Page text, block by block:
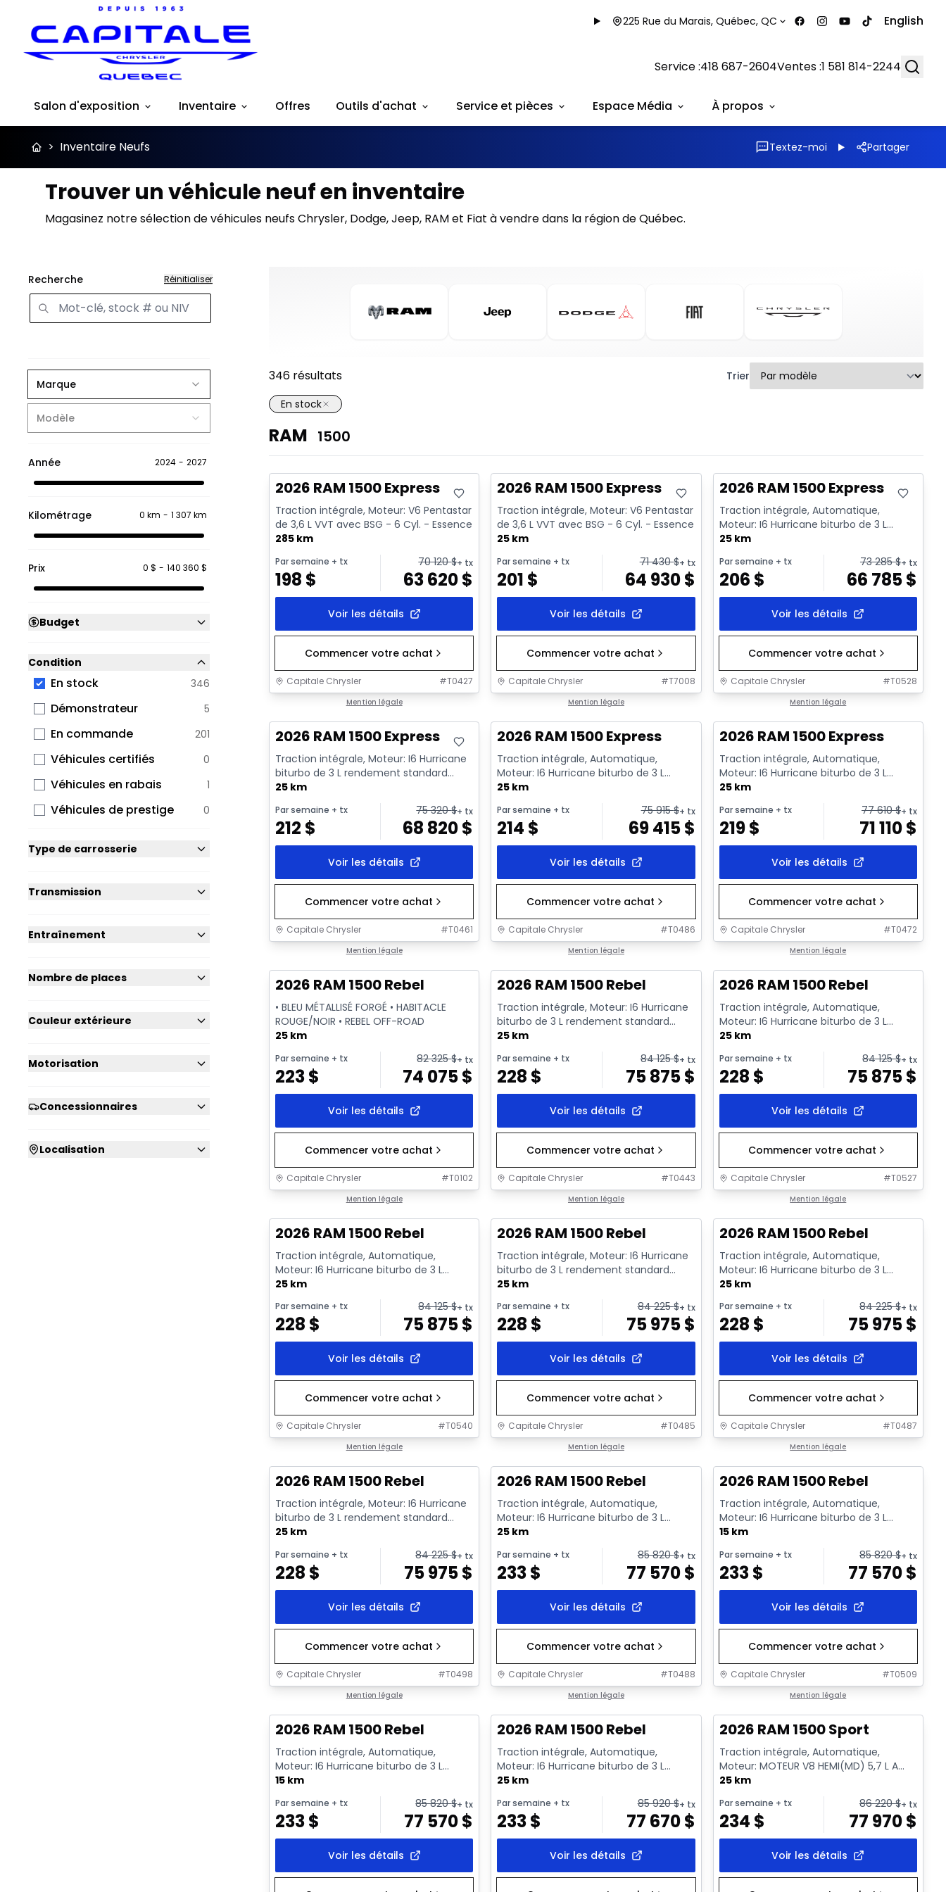
225 Rue du Marais, Québec, QC English
Service :418 687-2604Ventes :1 581 814-2244
Salon d'exposition Inventaire Offres Outils d'achat Service et pièces Espace Média À propos
> Inventaire Neufs Textez-moi Partager
Trouver un véhicule neuf en inventaire
Magasinez notre sélection de véhicules neufs Chrysler, Dodge, Jeep, RAM et Fiat à vendre dans la région de Québec.
Recherche Réinitialiser
Marque
Modèle
Année 2024 - 2027
Kilométrage 0 km - 1 307 km
Prix 0 $ - 140 360 $
Budget
Condition
En stock 346
Démonstrateur 5
En commande 201
Véhicules certifiés 0
Véhicules en rabais 1
Véhicules de prestige 0
Type de carrosserie
Transmission
Entraînement
Nombre de places
Couleur extérieure
Motorisation
Concessionnaires
Localisation
346 résultats
Trier
En stock
RAM 1500
En stock
2026 RAM 1500 Express
Traction intégrale, Moteur: V6 Pentastar
de 3,6 L VVT avec BSG - 6 Cyl. - Essence
285 km
Par semaine + tx
198 $
70 120$+ tx
63 620$
Voir les détails
Commencer votre achat
Capitale Chrysler #T0427
Mention légale
En stock
2026 RAM 1500 Express
Traction intégrale, Moteur: V6 Pentastar
de 3,6 L VVT avec BSG - 6 Cyl. - Essence
25 km
Par semaine + tx
201 $
71 430$+ tx
64 930$
Voir les détails
Commencer votre achat
Capitale Chrysler #T7008
Mention légale
En stock
2026 RAM 1500 Express
Traction intégrale, Automatique,
Moteur: I6 Hurricane biturbo de 3 L
rendement standard avec arrêt a...
25 km
Par semaine + tx
206 $
73 285$+ tx
66 785$
Voir les détails
Commencer votre achat
Capitale Chrysler #T0528
Mention légale
2026 RAM 1500 Express
Traction intégrale, Moteur: I6 Hurricane
biturbo de 3 L rendement standard
avec arrêt au ralenti - 6...
25 km
Par semaine + tx
212 $
75 320$+ tx
68 820$
Voir les détails
Commencer votre achat
Capitale Chrysler #T0461
Mention légale
2026 RAM 1500 Express
Traction intégrale, Automatique,
Moteur: I6 Hurricane biturbo de 3 L
rendement standard avec arrêt a...
25 km
Par semaine + tx
214 $
75 915$+ tx
69 415$
Voir les détails
Commencer votre achat
Capitale Chrysler #T0486
Mention légale
2026 RAM 1500 Express
Traction intégrale, Automatique,
Moteur: I6 Hurricane biturbo de 3 L
rendement standard avec arrêt a...
25 km
Par semaine + tx
219$
77 610$+ tx
71 110$
Voir les détails
Commencer votre achat
Capitale Chrysler #T0472
Mention légale
2026 RAM 1500 Rebel
• BLEU MÉTALLISÉ FORGÉ • HABITACLE
ROUGE/NOIR • REBEL OFF-ROAD
25 km
Par semaine + tx
223$
82 325$+ tx
74 075$
Voir les détails
Commencer votre achat
Capitale Chrysler #T0102
Mention légale
2026 RAM 1500 Rebel
Traction intégrale, Moteur: I6 Hurricane
biturbo de 3 L rendement standard
avec arrêt au ralenti - 6...
25 km
Par semaine + tx
228 $
84 125$+ tx
75 875$
Voir les détails
Commencer votre achat
Capitale Chrysler #T0443
Mention légale
2026 RAM 1500 Rebel
Traction intégrale, Automatique,
Moteur: I6 Hurricane biturbo de 3 L
rendement standard avec arrêt a...
25 km
Par semaine + tx
228 $
84 125$+ tx
75 875$
Voir les détails
Commencer votre achat
Capitale Chrysler #T0527
Mention légale
2026 RAM 1500 Rebel
Traction intégrale, Automatique,
Moteur: I6 Hurricane biturbo de 3 L
rendement standard avec arrêt a...
25 km
Par semaine + tx
228 $
84 125$+ tx
75 875$
Voir les détails
Commencer votre achat
Capitale Chrysler #T0540
Mention légale
2026 RAM 1500 Rebel
Traction intégrale, Moteur: I6 Hurricane
biturbo de 3 L rendement standard
avec arrêt au ralenti - 6...
25 km
Par semaine + tx
228 $
84 225$+ tx
75 975$
Voir les détails
Commencer votre achat
Capitale Chrysler #T0485
Mention légale
2026 RAM 1500 Rebel
Traction intégrale, Automatique,
Moteur: I6 Hurricane biturbo de 3 L
rendement standard avec arrêt a...
25 km
Par semaine + tx
228 $
84 225$+ tx
75 975$
Voir les détails
Commencer votre achat
Capitale Chrysler #T0487
Mention légale
2026 RAM 1500 Rebel
Traction intégrale, Moteur: I6 Hurricane
biturbo de 3 L rendement standard
avec arrêt au ralenti - 6...
25 km
Par semaine + tx
228 $
84 225$+ tx
75 975$
Voir les détails
Commencer votre achat
Capitale Chrysler #T0498
Mention légale
2026 RAM 1500 Rebel
Traction intégrale, Automatique,
Moteur: I6 Hurricane biturbo de 3 L
rendement standard avec arrêt a...
25 km
Par semaine + tx
233$
85 820$+ tx
77 570$
Voir les détails
Commencer votre achat
Capitale Chrysler #T0488
Mention légale
2026 RAM 1500 Rebel
Traction intégrale, Automatique,
Moteur: I6 Hurricane biturbo de 3 L
rendement standard avec arrêt a...
15 km
Par semaine + tx
233$
85 820$+ tx
77 570$
Voir les détails
Commencer votre achat
Capitale Chrysler #T0509
Mention légale
2026 RAM 1500 Rebel
Traction intégrale, Automatique,
Moteur: I6 Hurricane biturbo de 3 L
rendement standard avec arrêt a...
15 km
Par semaine + tx
233$
85 820$+ tx
77 570$
Voir les détails
2026 RAM 1500 Rebel
Traction intégrale, Automatique,
Moteur: I6 Hurricane biturbo de 3 L
rendement standard avec arrêt a...
25 km
Par semaine + tx
233$
85 920$+ tx
77 670$
Voir les détails
2026 RAM 1500 Sport
Traction intégrale, Automatique,
Moteur: MOTEUR V8 HEMI(MD) 5,7 L A
VVT A/MDS ECO/ETORQUE - 6 Cyl. -...
25 km
Par semaine + tx
234 $
86 220$+ tx
77 970$
Voir les détails